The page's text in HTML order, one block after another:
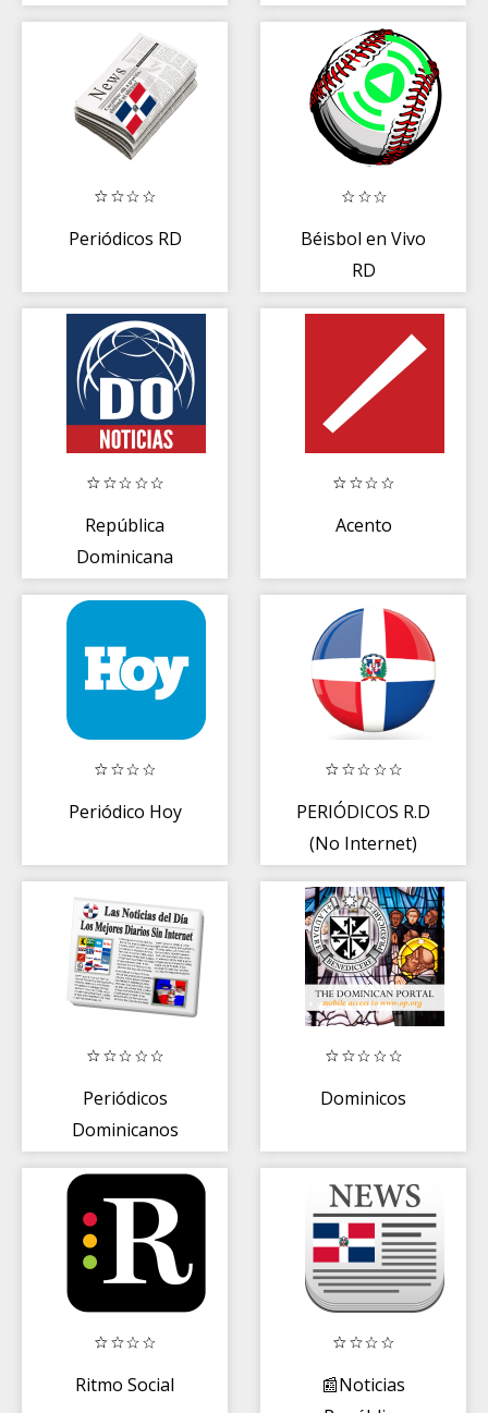
Periódicos RD
Béisbol en Vivo
RD
República
Dominicana
Acento
Periódico Hoy
PERIÓDICOS R.D
(No Internet)
Periódicos
Dominicanos
Dominicos
Ritmo Social
📰Noticias